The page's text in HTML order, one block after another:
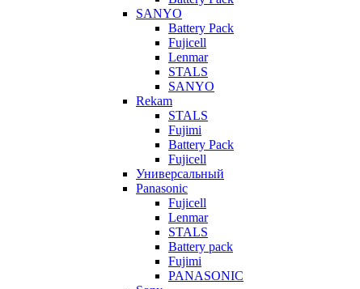
SANYO
Battery Pack
Fujicell
Lenmar
STALS
SANYO
Rekam
STALS
Fujimi
Battery Pack
Fujicell
Универсальный
Panasonic
Fujicell
Lenmar
STALS
Battery pack
Fujimi
PANASONIC